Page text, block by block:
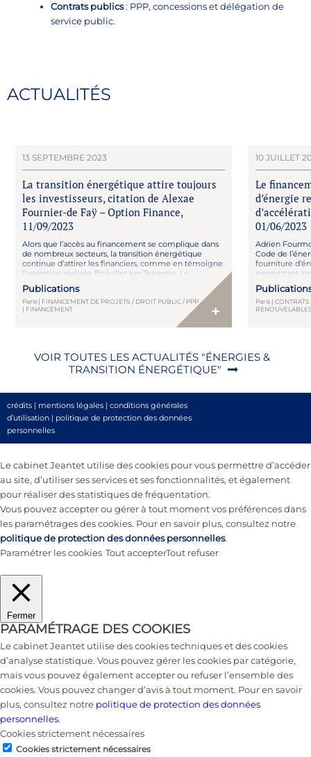
Contrats publics: PPP, concessions et délégation de
service public.
ACTUALITÉS
13 SEPTEMBRE 2023
La transition énergétique attire toujours
les investisseurs, citation de Alexae
Fournier-de Faÿ – Option Finance,
11/09/2023
Alors que l’accès au financement se complique dans
de nombreux secteurs, la transition énergétique
continue d’attirer les financiers, comme en témoigne
l’opération réalisée fin juillet par Tenergie. Le
producteur français d’énergies renouvelables
spécialisé dans les centrales solaires photovoltaïques a
bouclé un financement de 78 millions d’euros auprès
d’un pool bancaire composé du CIC, de BPCE
Publications
Paris | FINANCEMENT DE PROJETS / DROIT PUBLIC / PPP
| FINANCEMENT
+
10 JUILLET
Le
d’énergie
01/06/2023
Adrien
Code de
fourniture
permettant
conclure un
d’électricité
dispositions
Paris |
VOIR TOUTES LES ACTUALITÉS "ÉNERGIES &
TRANSITION ÉNERGÉTIQUE"
crédits | mentions légales | conditions générales
d’utilisation | politique de protection des données
personnelles
Le cabinet Jeantet utilise des cookies pour vous permettre d’accéder
au site, d’utiliser ses services et ses fonctionnalités, et également
pour réaliser des statistiques de fréquentation.
Vous pouvez accepter ou gérer à tout moment vos préférences dans
les paramétrages des cookies. Pour en savoir plus, consultez notre
politique de protection des données personnelles.
Paramétrer les cookies Tout accepterTout refuser
Fermer
PARAMÉTRAGE DES COOKIES
Le cabinet Jeantet utilise des cookies techniques et des cookies
d’analyse statistique. Vous pouvez gérer les cookies par catégorie,
mais vous pouvez également accepter ou refuser l’ensemble des
cookies. Vous pouvez changer d’avis à tout moment. Pour en savoir
plus, consultez notre politique de protection des données
personnelles.
Cookies strictement nécessaires
Cookies strictement nécessaires